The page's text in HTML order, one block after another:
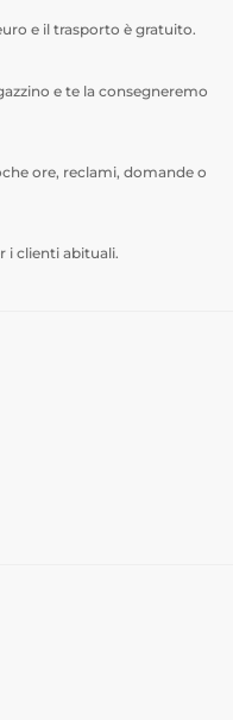
una perfetta
il telefono avrà
e il trasporto è gratuito.
e te la consegneremo
ore, reclami, domande o
i clienti abituali.